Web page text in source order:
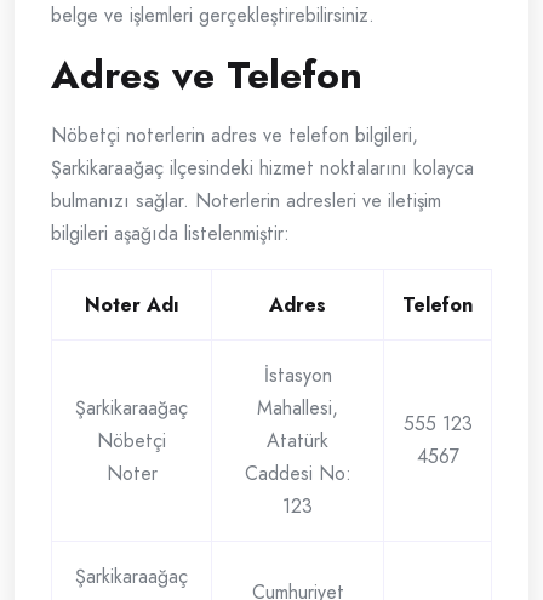
belge ve işlemleri gerçekleştirebilirsiniz.
Adres ve Telefon
Nöbetçi noterlerin adres ve telefon bilgileri,
Şarkikaraağaç ilçesindeki hizmet noktalarını kolayca
bulmanızı sağlar. Noterlerin adresleri ve iletişim
bilgileri aşağıda listelenmiştir:
Noter Adı Adres Telefon
Şarkikaraağaç
Nöbetçi
Noter
İstasyon
Mahallesi,
Atatürk
Caddesi No:
123
555 123
4567
Şarkikaraağaç
Cumhuriyet